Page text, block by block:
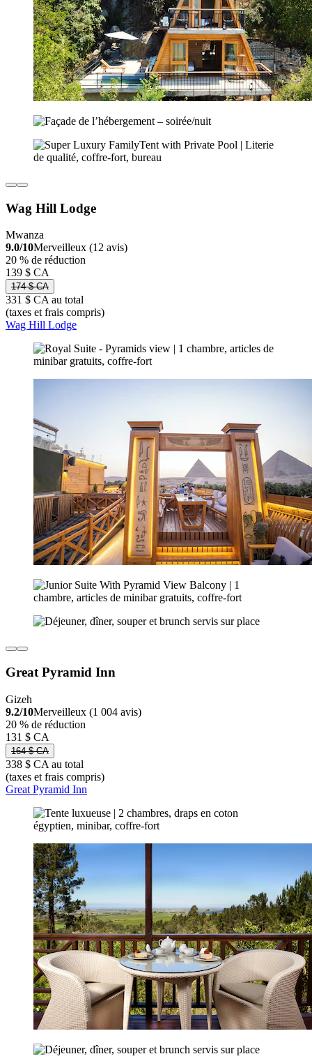
Wag Hill Lodge
Mwanza
9.0/10Merveilleux (12 avis)
20 % de réduction
139 $ CA
174 $ CA
331 $ CA au total
(taxes et frais compris)
Wag Hill Lodge
Great Pyramid Inn
Gizeh
9.2/10Merveilleux (1 004 avis)
20 % de réduction
131 $ CA
164 $ CA
338 $ CA au total
(taxes et frais compris)
Great Pyramid Inn